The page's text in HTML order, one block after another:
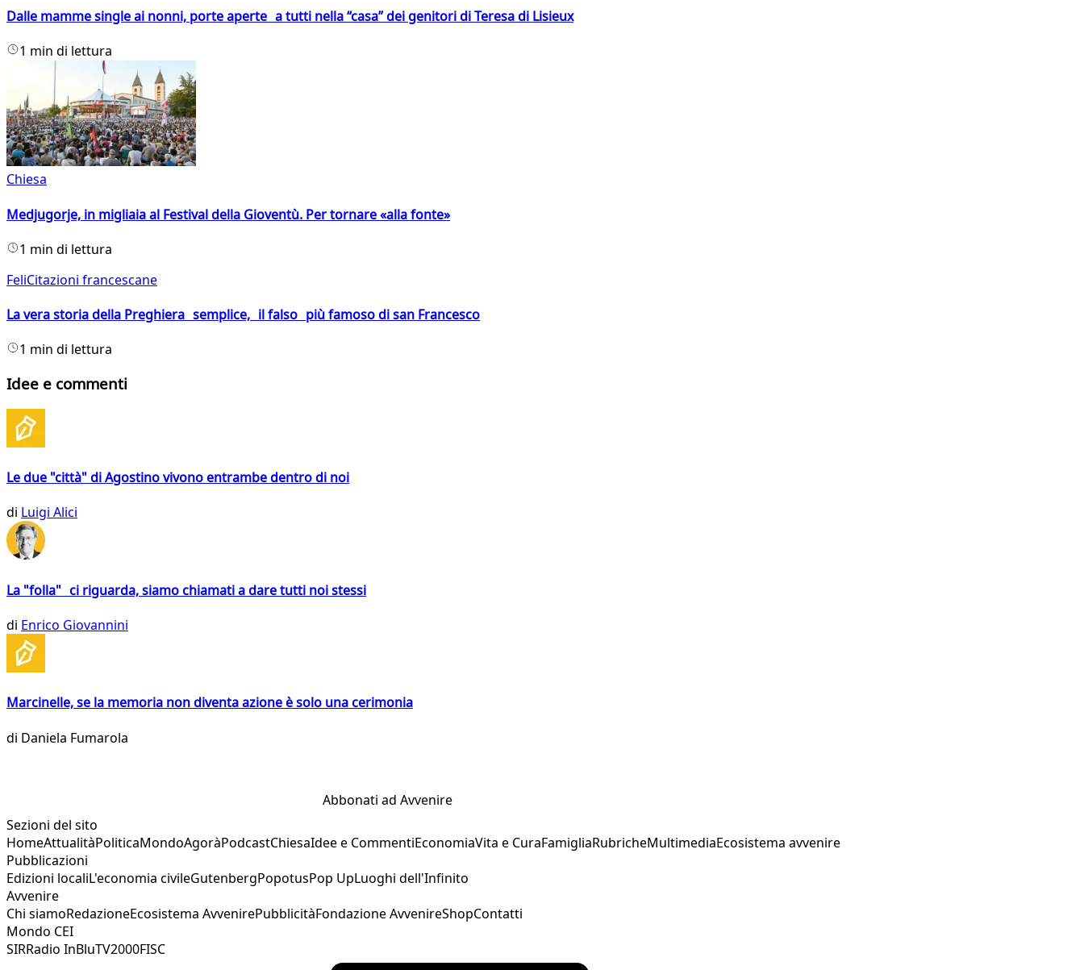
Dalle mamme single ai nonni, porte aperte a tutti nella “casa” dei genitori di Teresa di Lisieux
1 min di lettura
Chiesa
Medjugorje, in migliaia al Festival della Gioventù. Per tornare «alla fonte»
1 min di lettura
FeliCitazioni francescane
La vera storia della Preghiera semplice, il falso più famoso di san Francesco
1 min di lettura
Idee e commenti
Le due "città" di Agostino vivono entrambe dentro di noi
di Luigi Alici
La "folla" ci riguarda, siamo chiamati a dare tutti noi stessi
di Enrico Giovannini
Marcinelle, se la memoria non diventa azione è solo una cerimonia
di Daniela Fumarola
Abbonati ad Avvenire
Sezioni del sito
HomeAttualitàPoliticaMondoAgoràPodcastChiesaIdee e CommentiEconomiaVita e CuraFamigliaRubricheMultimediaEcosistema avvenire
Pubblicazioni
Edizioni localiL'economia civileGutenbergPopotusPop UpLuoghi dell'Infinito
Avvenire
Chi siamoRedazioneEcosistema AvvenirePubblicitàFondazione AvvenireShopContatti
Mondo CEI
SIRRadio InBluTV2000FISC